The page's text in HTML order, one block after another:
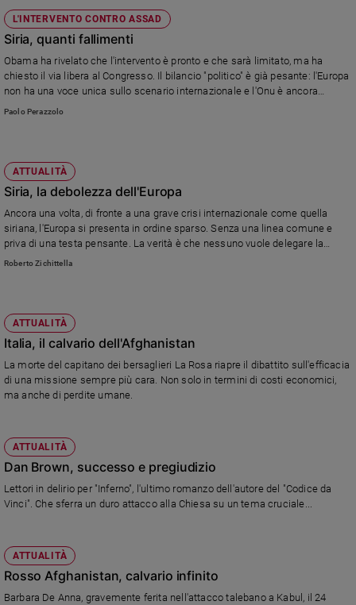
L'INTERVENTO CONTRO ASSAD
Siria, quanti fallimenti
Obama ha rivelato che l'intervento è pronto e che sarà limitato, ma ha
chiesto il via libera al Congresso. Il bilancio "politico" è già pesante: l'Europa
non ha una voce unica sullo scenario internazionale e l'Onu è ancora
bloccata dai veti. Così muore la via del dialogo, indicata anche oggi dal
Paolo Perazzolo
ATTUALITÀ
Siria, la debolezza dell'Europa
Ancora una volta, di fronte a una grave crisi internazionale come quella
siriana, l'Europa si presenta in ordine sparso. Senza una linea comune e
priva di una testa pensante. La verità è che nessuno vuole delegare la
propria politica estera a Bruxelles.
Roberto Zichittella
ATTUALITÀ
Italia, il calvario dell'Afghanistan
La morte del capitano dei bersaglieri La Rosa riapre il dibattito sull'efficacia
di una missione sempre più cara. Non solo in termini di costi economici,
ma anche di perdite umane.
ATTUALITÀ
Dan Brown, successo e pregiudizio
Lettori in delirio per "Inferno", l'ultimo romanzo dell'autore del "Codice da
Vinci". Che sferra un duro attacco alla Chiesa su un tema cruciale...
ATTUALITÀ
Rosso Afghanistan, calvario infinito
Barbara De Anna, gravemente ferita nell'attacco talebano a Kabul, il 24